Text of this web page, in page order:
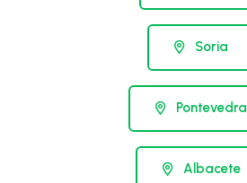
Soria
Pontevedra
Albacete